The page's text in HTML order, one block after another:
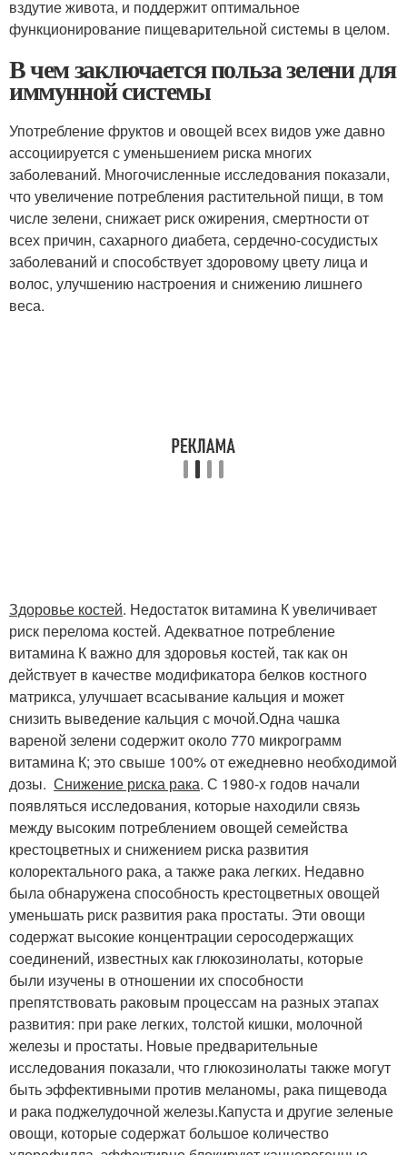
вздутие живота, и поддержит оптимальное
функционирование пищеварительной системы в целом.
В чем заключается польза зелени для
иммунной системы
Употребление фруктов и овощей всех видов уже давно
ассоциируется с уменьшением риска многих
заболеваний. Многочисленные исследования показали,
что увеличение потребления растительной пищи, в том
числе зелени, снижает риск ожирения, смертности от
всех причин, сахарного диабета, сердечно-сосудистых
заболеваний и способствует здоровому цвету лица и
волос, улучшению настроения и снижению лишнего
веса.
Здоровье костей. Недостаток витамина К увеличивает
риск перелома костей. Адекватное потребление
витамина К важно для здоровья костей, так как он
действует в качестве модификатора белков костного
матрикса, улучшает всасывание кальция и может
снизить выведение кальция с мочой.Одна чашка
вареной зелени содержит около 770 микрограмм
витамина К; это свыше 100% от ежедневно необходимой
дозы. Снижение риска рака. С 1980-х годов начали
появляться исследования, которые находили связь
между высоким потреблением овощей семейства
крестоцветных и снижением риска развития
колоректального рака, а также рака легких. Недавно
была обнаружена способность крестоцветных овощей
уменьшать риск развития рака простаты. Эти овощи
содержат высокие концентрации серосодержащих
соединений, известных как глюкозинолаты, которые
были изучены в отношении их способности
препятствовать раковым процессам на разных этапах
развития: при раке легких, толстой кишки, молочной
железы и простаты. Новые предварительные
исследования показали, что глюкозинолаты также могут
быть эффективными против меланомы, рака пищевода
и рака поджелудочной железы.Капуста и другие зеленые
овощи, которые содержат большое количество